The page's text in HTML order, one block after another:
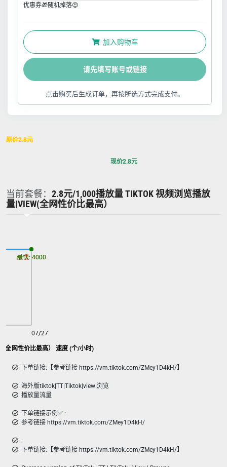
优惠券🎁随机掉落😍
加入购物车
请先填写账号或链接
点击购买后生成订单，再按所选方式完成支付。
原价2.8元
现价2.8元
当前套餐： 2.8元/1,000播放量 TIKTOK 视频浏览播放
量|VIEW(全网性价比最高）
全网性价比最高） 速度 (个/小时)
07/27
最慢: 4000
最快: 4000
下单链接:【参考链接 https://vm.tiktok.com/ZMey1D4kH/】
海外版tiktok|TT|Tiktok|view|浏览
播放量流量
下单链接示例✅ :
参考链接 https://vm.tiktok.com/ZMey1D4kH/
:
下单链接:【参考链接 https://vm.tiktok.com/ZMey1D4kH/】